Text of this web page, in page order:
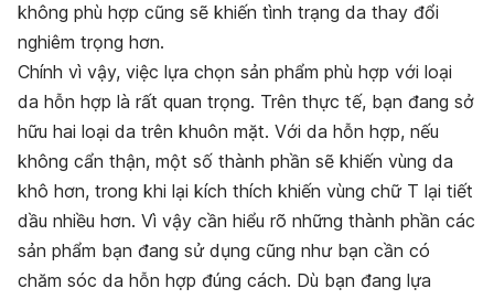
không phù hợp cũng sẽ khiến tình trạng da thay đổi
nghiêm trọng hơn.
Chính vì vậy, việc lựa chọn sản phẩm phù hợp với loại
da hỗn hợp là rất quan trọng. Trên thực tế, bạn đang sở
hữu hai loại da trên khuôn mặt. Với da hỗn hợp, nếu
không cẩn thận, một số thành phần sẽ khiến vùng da
khô hơn, trong khi lại kích thích khiến vùng chữ T lại tiết
dầu nhiều hơn. Vì vậy cần hiểu rõ những thành phần các
sản phẩm bạn đang sử dụng cũng như bạn cần có
chăm sóc da hỗn hợp đúng cách. Dù bạn đang lựa